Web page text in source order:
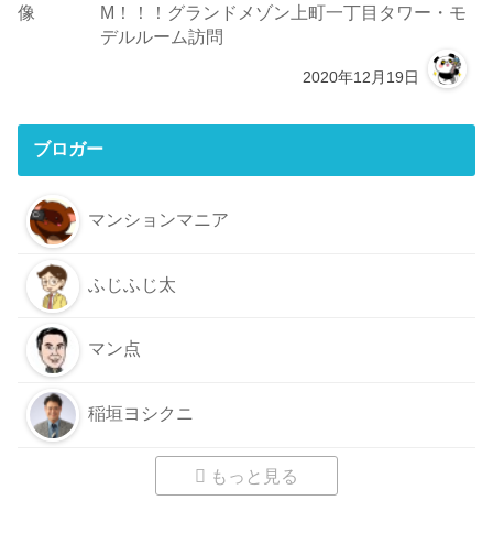
M！！！グランドメゾン上町一丁目タワー・モ
デルルーム訪問
2020年12月19日
ブロガー
マンションマニア
ふじふじ太
マン点
稲垣ヨシクニ
もっと見る